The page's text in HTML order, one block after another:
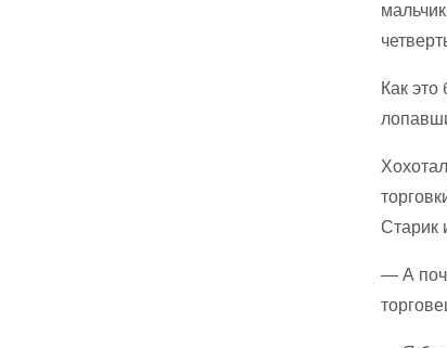
Как
Старик
— А